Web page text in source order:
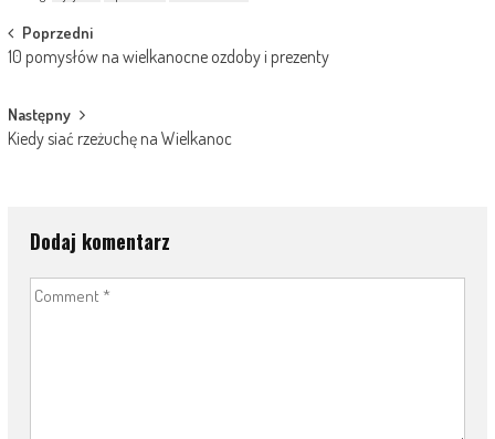
Post
navigation
Poprzedni
10 pomysłów na wielkanocne ozdoby i prezenty
Następny
Kiedy siać rzeżuchę na Wielkanoc
Dodaj komentarz